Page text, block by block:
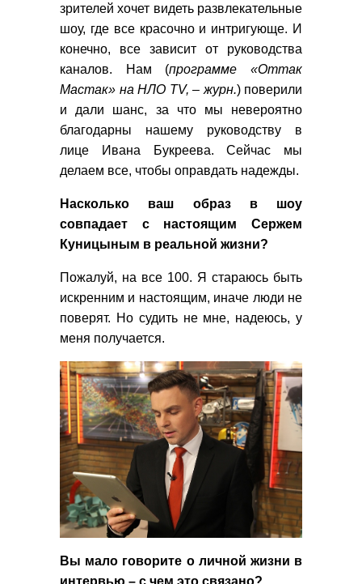
зрителей хочет видеть развлекательные
шоу, где все красочно и интригующе. И
конечно, все зависит от руководства
каналов. Нам (программе «Оттак
Мастак» на НЛО TV, – журн.) поверили
и дали шанс, за что мы невероятно
благодарны нашему руководству в
лице Ивана Букреева. Сейчас мы
делаем все, чтобы оправдать надежды.
Насколько ваш образ в шоу
совпадает с настоящим Сержем
Куницыным в реальной жизни?
Пожалуй, на все 100. Я стараюсь быть
искренним и настоящим, иначе люди не
поверят. Но судить не мне, надеюсь, у
меня получается.
Вы мало говорите о личной жизни в